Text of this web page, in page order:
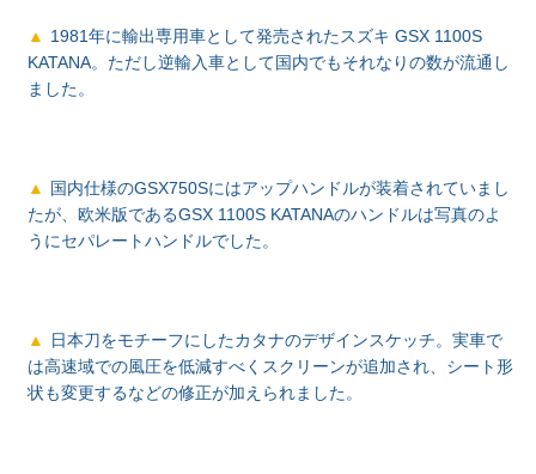
1981年に輸出専用車として発売されたスズキ GSX 1100S
KATANA。ただし逆輸入車として国内でもそれなりの数が流通し
ました。
国内仕様のGSX750Sにはアップハンドルが装着されていまし
たが、欧米版であるGSX 1100S KATANAのハンドルは写真のよ
うにセパレートハンドルでした。
日本刀をモチーフにしたカタナのデザインスケッチ。実車で
は高速域での風圧を低減すべくスクリーンが追加され、シート形
状も変更するなどの修正が加えられました。